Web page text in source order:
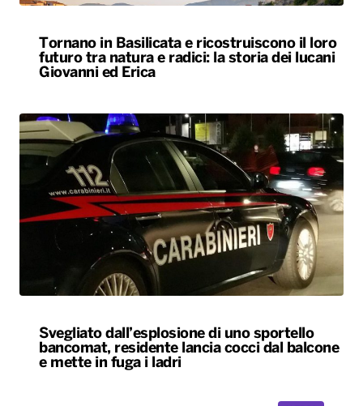
Tornano in Basilicata e ricostruiscono il loro
futuro tra natura e radici: la storia dei lucani
Giovanni ed Erica
Svegliato dall’esplosione di uno sportello
bancomat, residente lancia cocci dal balcone
e mette in fuga i ladri